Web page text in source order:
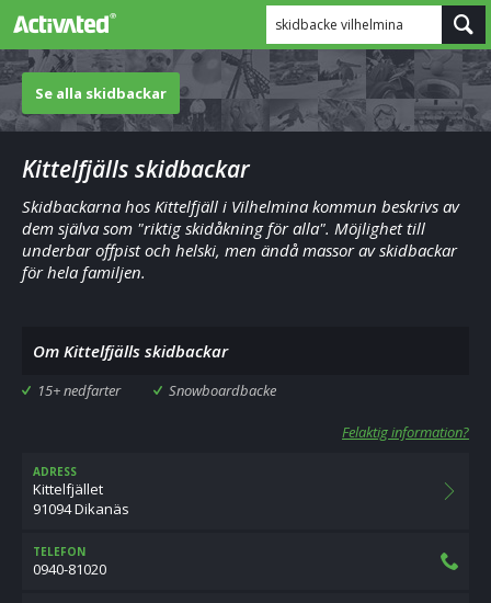
skidbacke vilhelmina
Se alla skidbackar
Kittelfjälls skidbackar
Skidbackarna hos Kittelfjäll i Vilhelmina kommun beskrivs av
dem själva som "riktig skidåkning för alla". Möjlighet till
underbar offpist och helski, men ändå massor av skidbackar
för hela familjen.
Om Kittelfjälls skidbackar
15+ nedfarter Snowboardbacke
Felaktig information?
ADRESS
Kittelfjället
91094 Dikanäs
TELEFON
0940-81020